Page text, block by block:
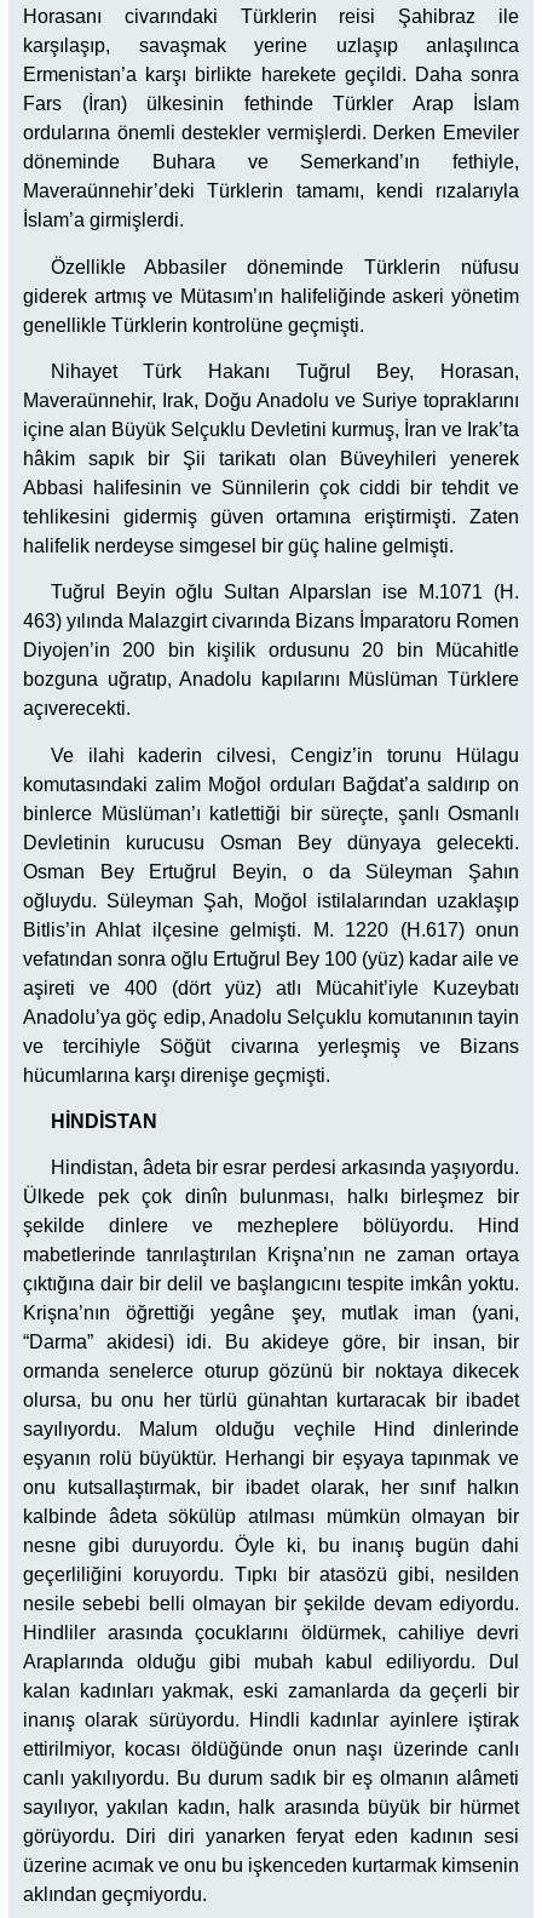
Horasanı civarındaki Türklerin reisi Şahibraz ile
karşılaşıp, savaşmak yerine uzlaşıp anlaşılınca
Ermenistan’a karşı birlikte harekete geçildi. Daha sonra
Fars (İran) ülkesinin fethinde Türkler Arap İslam
ordularına önemli destekler vermişlerdi. Derken Emeviler
döneminde Buhara ve Semerkand’ın fethiyle,
Maveraünnehir’deki Türklerin tamamı, kendi rızalarıyla
İslam’a girmişlerdi.
Özellikle Abbasiler döneminde Türklerin nüfusu
giderek artmış ve Mütasım’ın halifeliğinde askeri yönetim
genellikle Türklerin kontrolüne geçmişti.
Nihayet Türk Hakanı Tuğrul Bey, Horasan,
Maveraünnehir, Irak, Doğu Anadolu ve Suriye topraklarını
içine alan Büyük Selçuklu Devletini kurmuş, İran ve Irak’ta
hâkim sapık bir Şii tarikatı olan Büveyhileri yenerek
Abbasi halifesinin ve Sünnilerin çok ciddi bir tehdit ve
tehlikesini gidermiş güven ortamına eriştirmişti. Zaten
halifelik nerdeyse simgesel bir güç haline gelmişti.
Tuğrul Beyin oğlu Sultan Alparslan ise M.1071 (H.
463) yılında Malazgirt civarında Bizans İmparatoru Romen
Diyojen’in 200 bin kişilik ordusunu 20 bin Mücahitle
bozguna uğratıp, Anadolu kapılarını Müslüman Türklere
açıverecekti.
Ve ilahi kaderin cilvesi, Cengiz’in torunu Hülagu
komutasındaki zalim Moğol orduları Bağdat’a saldırıp on
binlerce Müslüman’ı katlettiği bir süreçte, şanlı Osmanlı
Devletinin kurucusu Osman Bey dünyaya gelecekti.
Osman Bey Ertuğrul Beyin, o da Süleyman Şahın
oğluydu. Süleyman Şah, Moğol istilalarından uzaklaşıp
Bitlis’in Ahlat ilçesine gelmişti. M. 1220 (H.617) onun
vefatından sonra oğlu Ertuğrul Bey 100 (yüz) kadar aile ve
aşireti ve 400 (dört yüz) atlı Mücahit’iyle Kuzeybatı
Anadolu’ya göç edip, Anadolu Selçuklu komutanının tayin
ve tercihiyle Söğüt civarına yerleşmiş ve Bizans
hücumlarına karşı direnişe geçmişti.
HİNDİSTAN
Hindistan, âdeta bir esrar perdesi arkasında yaşıyordu.
Ülkede pek çok dinîn bulunması, halkı birleşmez bir
şekilde dinlere ve mezheplere bölüyordu. Hind
mabetlerinde tanrılaştırılan Krişna’nın ne zaman ortaya
çıktığına dair bir delil ve başlangıcını tespite imkân yoktu.
Krişna’nın öğrettiği yegâne şey, mutlak iman (yani,
“Darma” akidesi) idi. Bu akideye göre, bir insan, bir
ormanda senelerce oturup gözünü bir noktaya dikecek
olursa, bu onu her türlü günahtan kurtaracak bir ibadet
sayılıyordu. Malum olduğu veçhile Hind dinlerinde
eşyanın rolü büyüktür. Herhangi bir eşyaya tapınmak ve
onu kutsallaştırmak, bir ibadet olarak, her sınıf halkın
kalbinde âdeta sökülüp atılması mümkün olmayan bir
nesne gibi duruyordu. Öyle ki, bu inanış bugün dahi
geçerliliğini koruyordu. Tıpkı bir atasözü gibi, nesilden
nesile sebebi belli olmayan bir şekilde devam ediyordu.
Hindliler arasında çocuklarını öldürmek, cahiliye devri
Araplarında olduğu gibi mubah kabul ediliyordu. Dul
kalan kadınları yakmak, eski zamanlarda da geçerli bir
inanış olarak sürüyordu. Hindli kadınlar ayinlere iştirak
ettirilmiyor, kocası öldüğünde onun naşı üzerinde canlı
canlı yakılıyordu. Bu durum sadık bir eş olmanın alâmeti
sayılıyor, yakılan kadın, halk arasında büyük bir hürmet
görüyordu. Diri diri yanarken feryat eden kadının sesi
üzerine acımak ve onu bu işkenceden kurtarmak kimsenin
aklından geçmiyordu.